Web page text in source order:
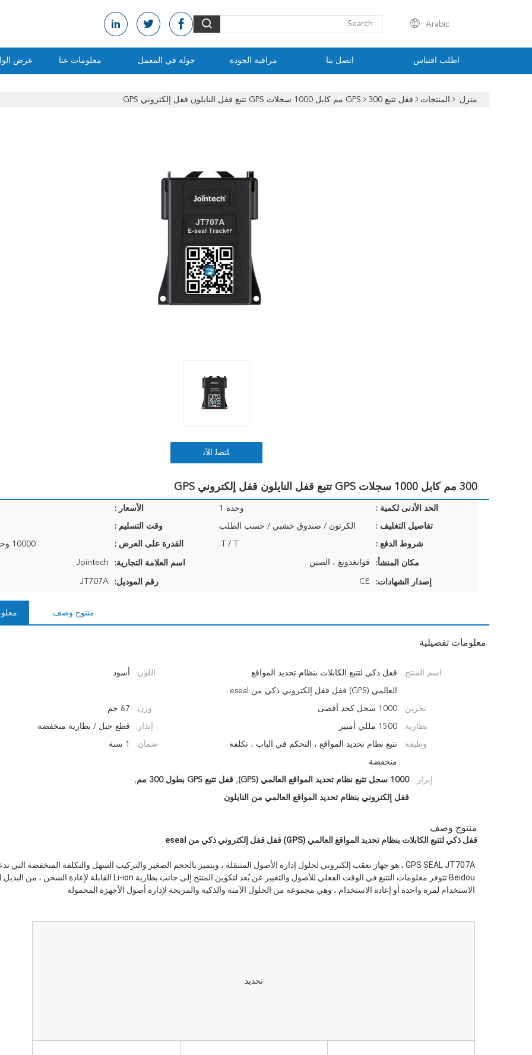
Arabic
عرض معلومات عنا جولة في المعمل مراقبة الجودة اتصل بنا اطلب اقتباس
منزل المنتجات قفل تتبع GPS 300 مم كابل 1000 سجلات GPS تتبع قفل النايلون قفل إلكتروني GPS
ﺎﺘﺼﻟ ﺍﻶﻧ
300 مم كابل 1000 سجلات GPS تتبع قفل النايلون قفل إلكتروني GPS
الحد الأدنى لكمية : وحدة 1 الأسعار :
تفاصيل التغليف : الكرتون / صندوق خشبي / حسب الطلب وقت التسليم :
شروط الدفع : T / T. القدرة على العرض : 10000 وحدة لكل شهر
مكان المنشأ: قوانغدونغ ، الصين اسم العلامة التجارية: Jointech
إصدار الشهادات: CE رقم الموديل: JT707A
منتوج وصف
معلومات تفصيلية
اسم المنتج: قفل ذكي لتتبع الكابلات بنظام تحديد المواقع
العالمي (GPS) قفل قفل إلكتروني ذكي من eseal
اللون: أسود
تخزين: 1000 سجل كحد أقصى وزن: 67 جم
بطارية: 1500 مللي أمبير إنذار: قطع حبل / بطارية منخفضة
وظيفة: تتبع نظام تحديد المواقع ، التحكم في الباب ، تكلفة
منخفضة
ضمان: 1 سنة
إبراز: 1000 سجل تتبع نظام تحديد المواقع العالمي (GPS) , قفل تتبع GPS بطول 300 مم ,
قفل إلكتروني بنظام تحديد المواقع العالمي من النايلون
منتوج وصف
قفل ذكي لتتبع الكابلات بنظام تحديد المواقع العالمي (GPS) قفل قفل إلكتروني ذكي من eseal
الاستخدام لمرة واحدة أو إعادة الاستخدام ، وهي مجموعة من الحلول الآمنة والذكية والمريحة لإدارة أصول الأجهزة المحمولة
تحديد